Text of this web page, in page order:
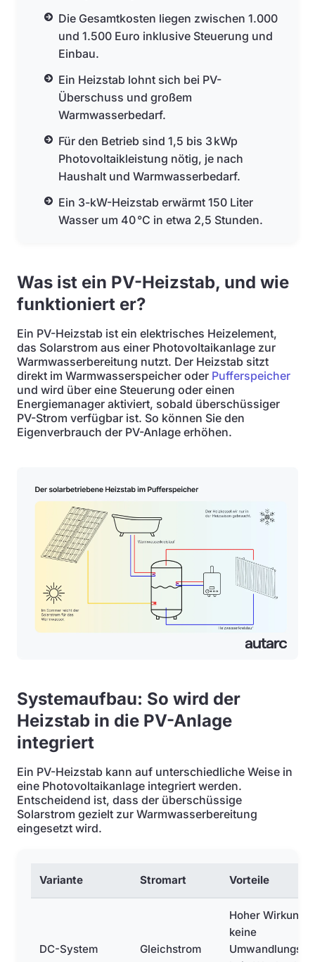
Die Gesamtkosten liegen zwischen 1.000
und 1.500 Euro inklusive Steuerung und
Einbau.
Ein Heizstab lohnt sich bei PV-
Überschuss und großem
Warmwasserbedarf.
Für den Betrieb sind 1,5 bis 3 kWp
Photovoltaikleistung nötig, je nach
Haushalt und Warmwasserbedarf.
Ein 3-kW-Heizstab erwärmt 150 Liter
Wasser um 40 °C in etwa 2,5 Stunden.
Was ist ein PV-Heizstab, und wie
funktioniert er?
Ein PV-Heizstab ist ein elektrisches Heizelement,
das Solarstrom aus einer Photovoltaikanlage zur
Warmwasserbereitung nutzt. Der Heizstab sitzt
direkt im Warmwasserspeicher oder Pufferspeicher
und wird über eine Steuerung oder einen
Energiemanager aktiviert, sobald überschüssiger
PV-Strom verfügbar ist. So können Sie den
Eigenverbrauch der PV-Anlage erhöhen.
Systemaufbau: So wird der
Heizstab in die PV-Anlage
integriert
Ein PV-Heizstab kann auf unterschiedliche Weise in
eine Photovoltaikanlage integriert werden.
Entscheidend ist, dass der überschüssige
Solarstrom gezielt zur Warmwasserbereitung
eingesetzt wird.
Variante Stromart Vorteile
DC-System Gleichstrom
Hoher
keine